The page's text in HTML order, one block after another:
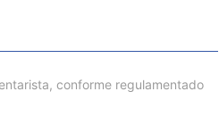
conforme regulamentado